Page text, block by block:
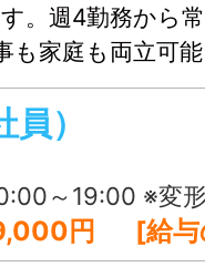
。週4勤務から
も家庭も両立可
ップもできる環
中！
）
は勤務の一例です。利用者の状況に合わせて、月
〜289,000円 資格手当：40,000円 精